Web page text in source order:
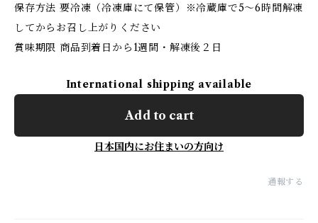
保存方法 要冷凍（冷凍庫にて保管）※冷蔵庫で5～6時間解凍
してからお召し上がりください
賞味期限 商品到着日から1週間・解凍後２日
International shipping available
Add to cart
日本国内にお住まいの方向け
通報する